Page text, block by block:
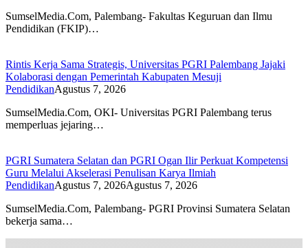
SumselMedia.Com, Palembang- Fakultas Keguruan dan Ilmu
Pendidikan (FKIP)…
Rintis Kerja Sama Strategis, Universitas PGRI Palembang Jajaki
Kolaborasi dengan Pemerintah Kabupaten Mesuji
PendidikanAgustus 7, 2026
SumselMedia.Com, OKI- Universitas PGRI Palembang terus
memperluas jejaring…
PGRI Sumatera Selatan dan PGRI Ogan Ilir Perkuat Kompetensi
Guru Melalui Akselerasi Penulisan Karya Ilmiah
PendidikanAgustus 7, 2026Agustus 7, 2026
SumselMedia.Com, Palembang- PGRI Provinsi Sumatera Selatan
bekerja sama…